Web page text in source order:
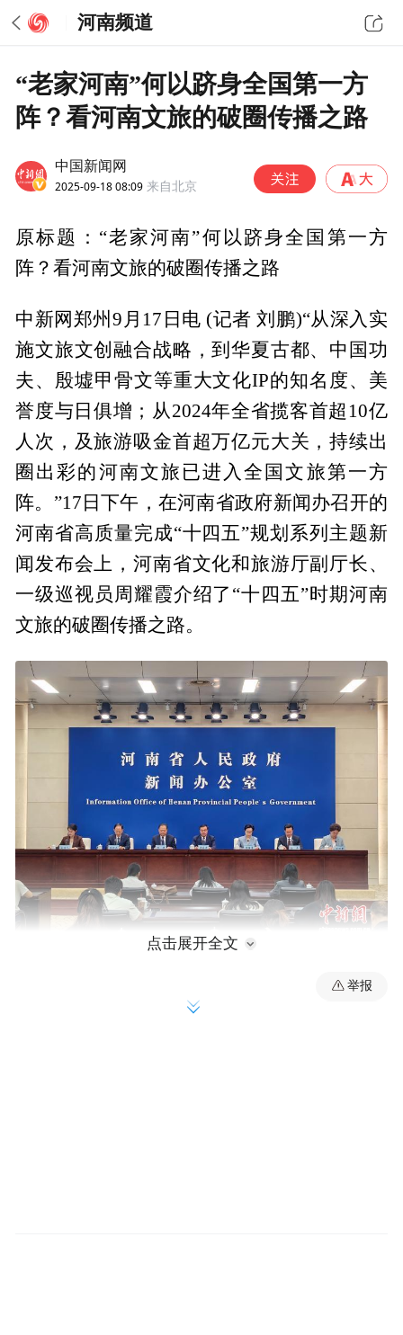
河南频道
“老家河南”何以跻身全国第一方
阵？看河南文旅的破圈传播之路
中国新闻网
2025-09-18 08:09 来自北京
原标题：“老家河南”何以跻身全国第一方
阵？看河南文旅的破圈传播之路
中新网郑州9月17日电 (记者 刘鹏)“从深入实
施文旅文创融合战略，到华夏古都、中国功
夫、殷墟甲骨文等重大文化IP的知名度、美
誉度与日俱增；从2024年全省揽客首超10亿
人次，及旅游吸金首超万亿元大关，持续出
圈出彩的河南文旅已进入全国文旅第一方
阵。”17日下午，在河南省政府新闻办召开的
河南省高质量完成“十四五”规划系列主题新
闻发布会上，河南省文化和旅游厅副厅长、
一级巡视员周耀霞介绍了“十四五”时期河南
文旅的破圈传播之路。
点击展开全文
举报